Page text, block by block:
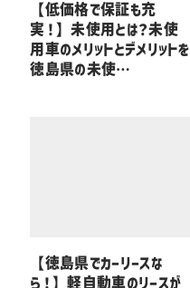
【低価格で保証も充
実！】未使用とは？未使
用車のメリットとデメリットを
徳島県の未使…
【徳島県でカーリースな
ら！】軽自動車のリースが